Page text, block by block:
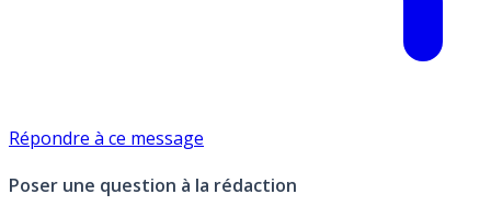
Répondre à ce message
Poser une question à la rédaction